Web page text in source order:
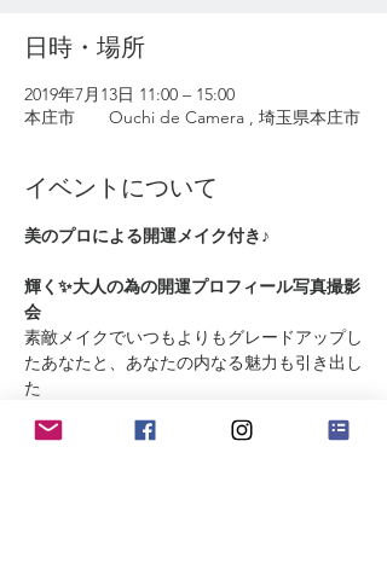
日時・場所
2019年7月13日 11:00 – 15:00
本庄市 Ouchi de Camera , 埼玉県本庄市
イベントについて
輝く✨大人の為の開運プロフィール写真撮影
素敵メイクでいつもよりもグレードアップし
たあなたと、あなたの内なる魅力も引き出し
た
メイクは美容・健康・運氣にとことんこだわ